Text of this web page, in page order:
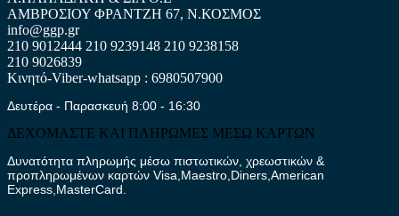
ΑΜΒΡΟΣΙΟΥ ΦΡΑΝΤΖΗ 67, Ν.ΚΟΣΜΟΣ
info@ggp.gr
210 9012444 210 9239148 210 9238158
210 9026839
Κινητό-Viber-whatsapp : 6980507900
Δευτέρα - Παρασκευή 8:00 - 16:30
ΔΕΧΟΜΑΣΤΕ ΚΑΙ ΠΛΗΡΩΜΕΣ ΜΕΣΩ ΚΑΡΤΩΝ
Δυνατότητα πληρωμής μέσω πιστωτικών, χρεωστικών &
προπληρωμένων καρτών Visa,Maestro,Diners,American
Express,MasterCard.